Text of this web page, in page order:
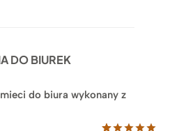
2.749zł
DO BIUREK
do biura wykonany z